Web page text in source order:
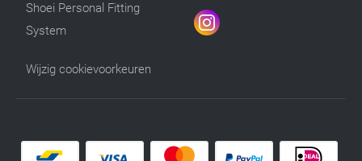
Shoei Personal Fitting
System
Wijzig cookievoorkeuren